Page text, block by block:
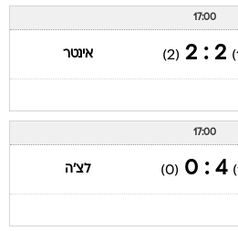
17:00
2 : 2
(2) אינטר
17:00
4 : 0
(0) לצ'ה